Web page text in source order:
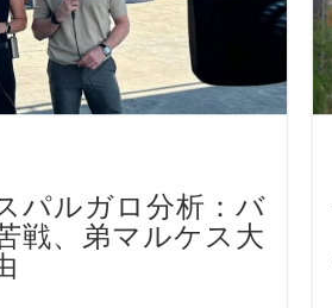
パルガロ分析：バ
戦、弟マルケス大